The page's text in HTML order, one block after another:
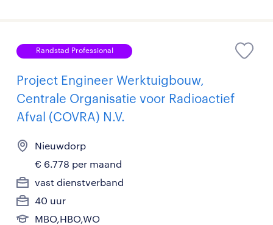
Randstad Professional
Project Engineer Werktuigbouw,
Centrale Organisatie voor Radioactief
Afval (COVRA) N.V.
Nieuwdorp
€ 6.778 per maand
vast dienstverband
40 uur
MBO,HBO,WO